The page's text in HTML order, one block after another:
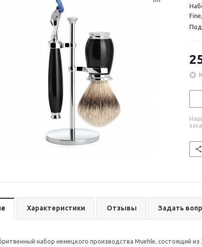
Характеристики Отзывы Задать
набор немецкого производства Muehle, состоящий